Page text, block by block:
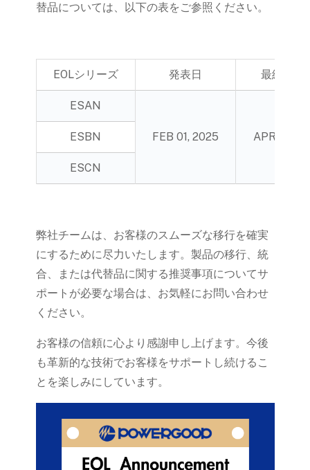
替品については、以下の表をご参照ください。
EOLシリーズ 発表日 最終受注
ESAN
FEB 01, 2025 APR 30,
ESBN
ESCN
弊社チームは、お客様のスムーズな移行を確実
にするために尽力いたします。製品の移行、統
合、または代替品に関する推奨事項についてサ
ポートが必要な場合は、お気軽にお問い合わせ
ください。
お客様の信頼に心より感謝申し上げます。今後
も革新的な技術でお客様をサポートし続けるこ
とを楽しみにしています。